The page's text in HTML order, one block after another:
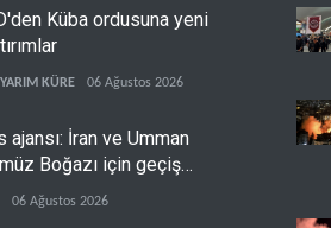
Küba ordusuna yeni
KÜRE 06 Ağustos 2026
ajansı: İran ve Umman
Boğazı için geçiş
anlaştı
06 Ağustos 2026